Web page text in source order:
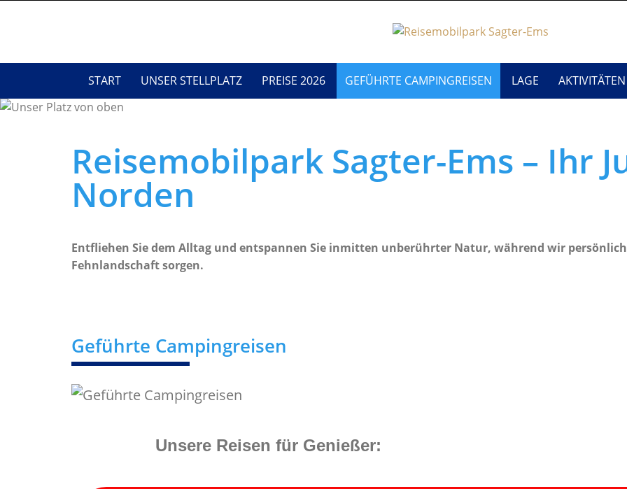
START UNSER STELLPLATZ PREISE 2026 GEFÜHRTE CAMPINGREISEN LAGE AKTIVITÄTEN
Reisemobilpark Sagter-Ems – Ihr
Norden
Entfliehen Sie dem Alltag und entspannen Sie inmitten unberührter Natur, während wir
Fehnlandschaft sorgen.
Geführte Campingreisen
Unsere Reisen für Genießer: